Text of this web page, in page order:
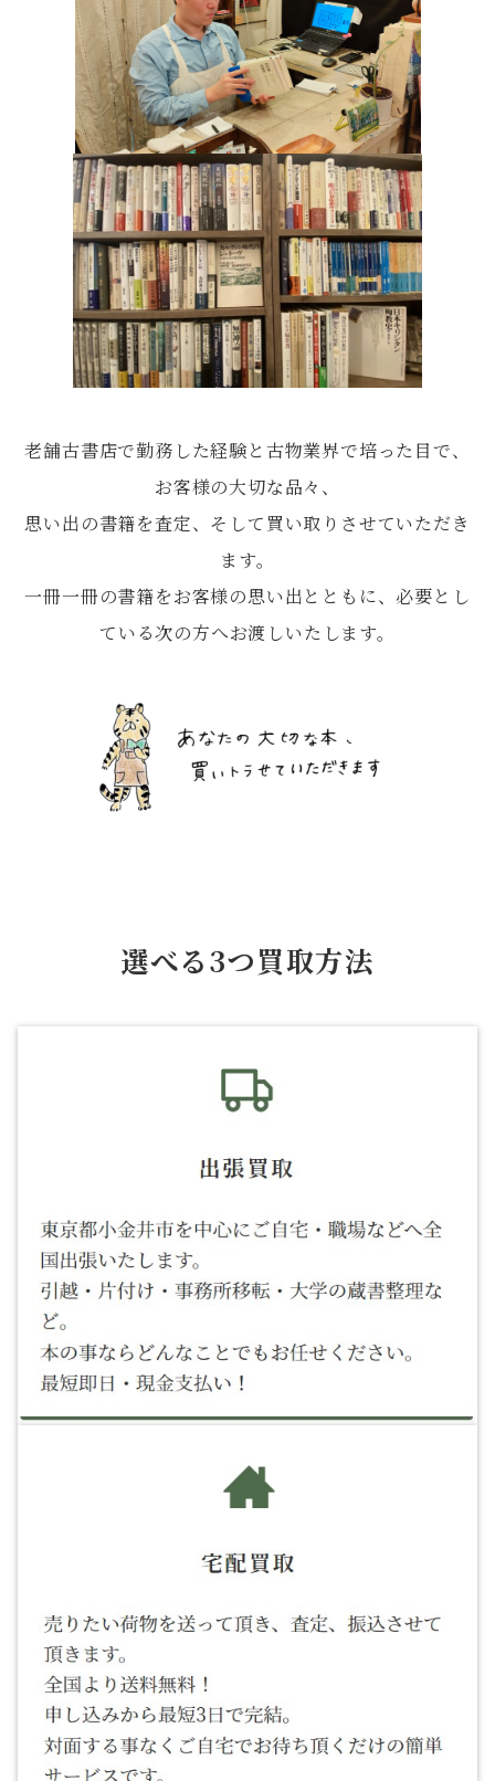
老舗古書店で勤務した経験と古物業界で培った目で、
お客様の大切な品々、
思い出の書籍を査定、そして買い取りさせていただき
ます。
一冊一冊の書籍をお客様の思い出とともに、必要とし
ている次の方へお渡しいたします。
選べる3つ買取方法